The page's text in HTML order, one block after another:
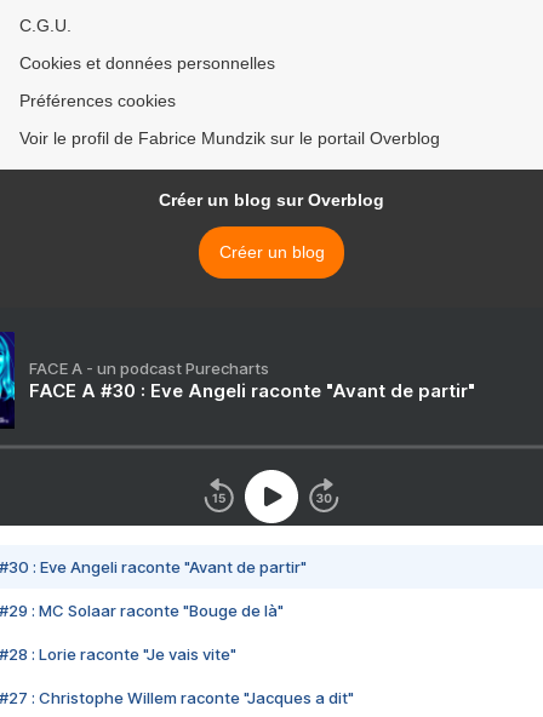
C.G.U.
Cookies et données personnelles
Préférences cookies
Voir le profil de Fabrice Mundzik sur le portail Overblog
Créer un blog sur Overblog
Créer un blog
FACE A - un podcast Purecharts
FACE A #30 : Eve Angeli raconte "Avant de partir"
#30 : Eve Angeli raconte "Avant de partir"
#29 : MC Solaar raconte "Bouge de là"
#28 : Lorie raconte "Je vais vite"
#27 : Christophe Willem raconte "Jacques a dit"